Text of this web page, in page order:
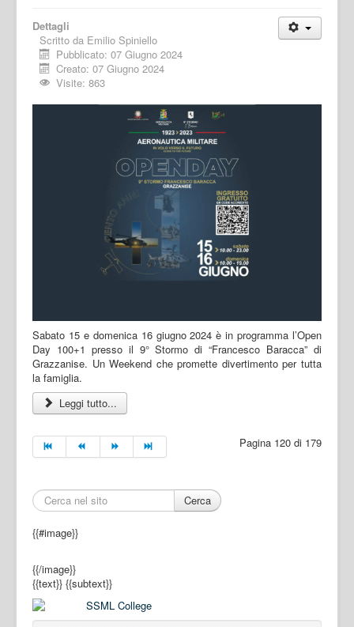
Dettagli
Scritto da Emilio Spiniello
Pubblicato: 07 Giugno 2024
Creato: 07 Giugno 2024
Visite: 863
Sabato 15 e domenica 16 giugno 2024 è in programma l’Open
Day 100+1 presso il 9° Stormo di “Francesco Baracca” di
Grazzanise. Un Weekend che promette divertimento per tutta
la famiglia.
Leggi tutto...
Pagina 120 di 179
Cerca
{{#image}}
{{/image}}
{{text}} {{subtext}}